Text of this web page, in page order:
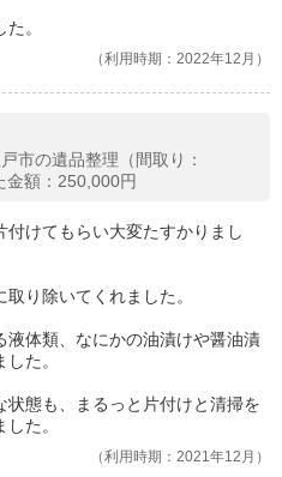
。
利用時期：2022年12月
市の遺品整理（間取り：
金額：250,000円
けてもらい大変たすかりまし
り除いてくれました。
体類、なにかの油漬けや醤油漬
た。
状態も、まるっと片付けと清掃を
た。
利用時期：2021年12月